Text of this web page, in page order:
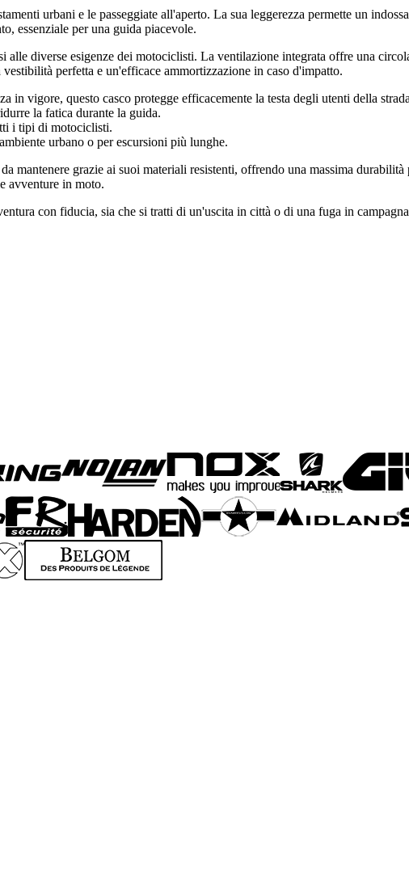
urbani e le passeggiate all'aperto. La sua leggerezza permette un
essenziale per una guida piacevole.
diverse esigenze dei motociclisti. La ventilazione integrata offre una
perfetta e un'efficace ammortizzazione in caso d'impatto.
in vigore, questo casco protegge efficacemente la testa degli utenti della
la fatica durante la guida.
i tipi di motociclisti.
urbano o per escursioni più lunghe.
mantenere grazie ai suoi materiali resistenti, offrendo una massima
avventure in moto.
con fiducia, sia che si tratti di un'uscita in città o di una fuga in